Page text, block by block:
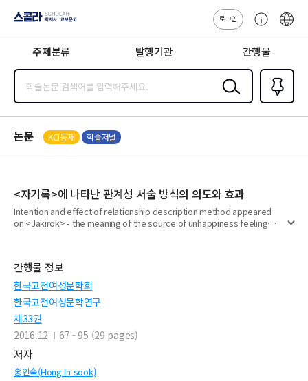
지사·교보문고
로그인
센
주제분류 발행기관 간행물
검색
즐겨찾
기0
논문 KCI등재 학술저널
<자기록>에 나타난 관계성 서술 방식의 의도와 효과
Intention and effect of relationship description method appeared
on <Jakirok> - the meaning of the source of unhappiness feeling
간행물 정보
한국고전여성문학회
한국고전여성문학연구
제33권
2016.12
67 - 95 (29 pages)
저자
홍인숙(Hong In sook)